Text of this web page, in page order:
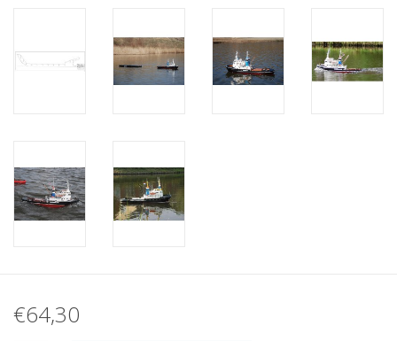
€64,30